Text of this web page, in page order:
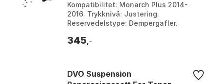
Kompatibilitet: Monarch Plus 2014-
2016. Trykknivå: Justering.
Reservedelstype: Dempergafler.
Black. Størrelse: One Size....
345 ,-
DVO Suspension